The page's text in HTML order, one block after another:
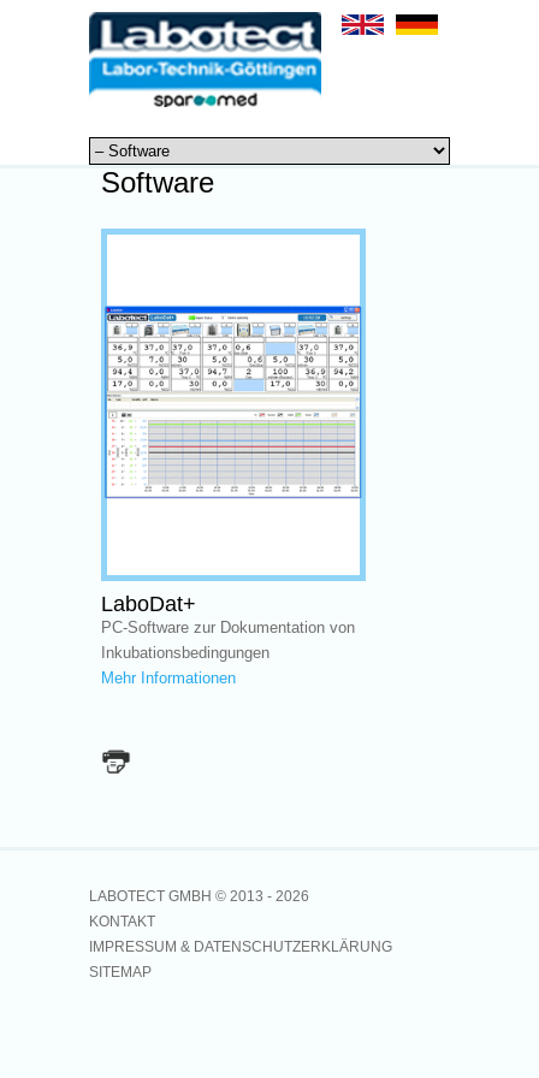
Software
LaboDat+
PC-Software zur Dokumentation von
Inkubationsbedingungen
Mehr Informationen
LABOTECT GMBH © 2013 - 2026
KONTAKT
IMPRESSUM & DATENSCHUTZERKLÄRUNG
SITEMAP